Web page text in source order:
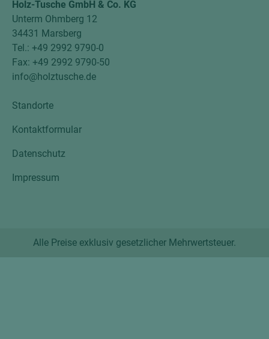
Holz-Tusche GmbH & Co. KG
Unterm Ohmberg 12
34431 Marsberg
Tel.: +49 2992 9790-0
Fax: +49 2992 9790-50
info@holztusche.de
Standorte
Kontaktformular
Datenschutz
Impressum
Alle Preise exklusiv gesetzlicher Mehrwertsteuer.